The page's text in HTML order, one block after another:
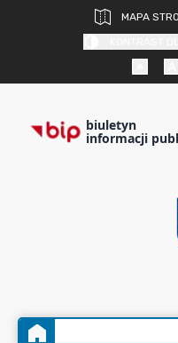
MAPA
biuletyn
informacji